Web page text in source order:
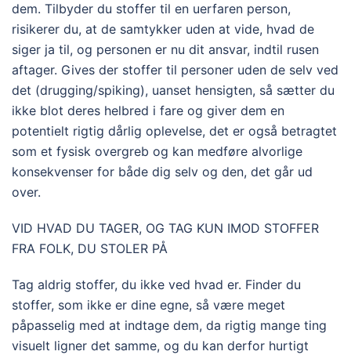
dem. Tilbyder du stoffer til en uerfaren person,
risikerer du, at de samtykker uden at vide, hvad de
siger ja til, og personen er nu dit ansvar, indtil rusen
aftager. Gives der stoffer til personer uden de selv ved
det (drugging/spiking), uanset hensigten, så sætter du
ikke blot deres helbred i fare og giver dem en
potentielt rigtig dårlig oplevelse, det er også betragtet
som et fysisk overgreb og kan medføre alvorlige
konsekvenser for både dig selv og den, det går ud
over.
VID HVAD DU TAGER, OG TAG KUN IMOD STOFFER
FRA FOLK, DU STOLER PÅ
Tag aldrig stoffer, du ikke ved hvad er. Finder du
stoffer, som ikke er dine egne, så være meget
påpasselig med at indtage dem, da rigtig mange ting
visuelt ligner det samme, og du kan derfor hurtigt